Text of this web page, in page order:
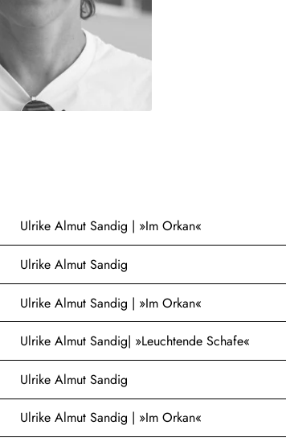
Ulrike Almut Sandig | »Im Orkan«
Ulrike Almut Sandig
Ulrike Almut Sandig | »Im Orkan«
Ulrike Almut Sandig| »Leuchtende Schafe«
Ulrike Almut Sandig
Ulrike Almut Sandig | »Im Orkan«